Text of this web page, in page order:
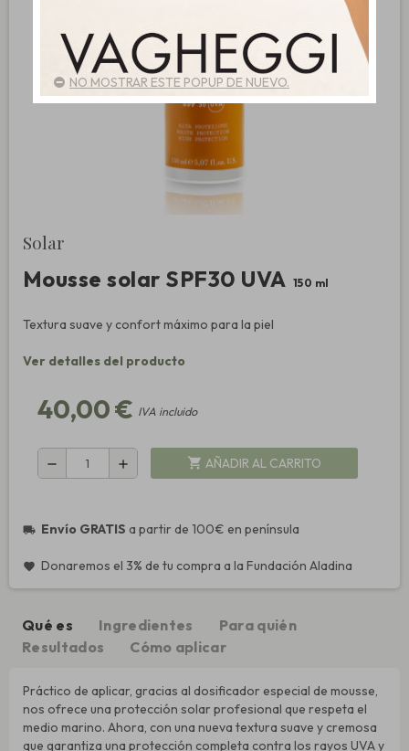
Solar
Mousse solar SPF30 UVA 150 ml
Textura suave y confort máximo para la piel
Ver detalles del producto
40,00 € IVA incluido
remove add shopping_cart AÑADIR AL CARRITO
local_shipping Envío GRATIS a partir de 100€ en península
favorite Donaremos el 3% de tu compra a la Fundación Aladina
Qué es Ingredientes
Para quién
Resultados
Cómo aplicar
Práctico de aplicar, gracias al dosificador especial de mousse,
nos ofrece una protección solar profesional que respeta el
medio marino. Ahora, con una nueva textura suave y cremosa
que garantiza una protección completa contra los rayos UVA y
NO MOSTRAR ESTE POPUP DE NUEVO.